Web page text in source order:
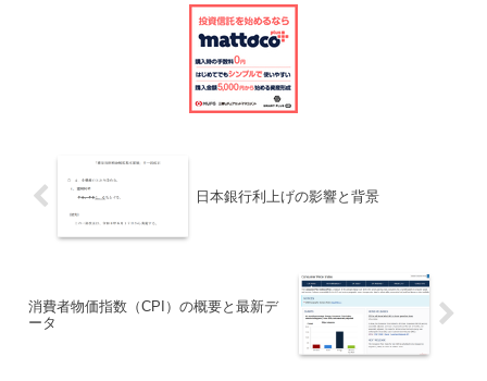
日本銀行利上げの影響と背景
消費者物価指数（CPI）の概要と最新デ
ータ